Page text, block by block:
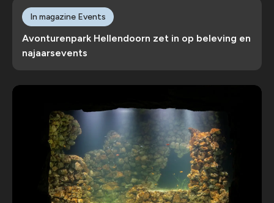
Avonturenpark Hellendoorn zet in op beleving en
najaarsevents
In magazine Events